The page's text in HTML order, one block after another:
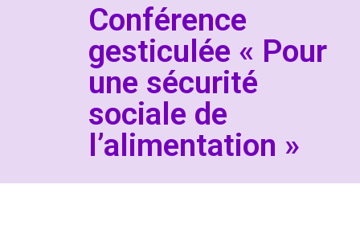
Conférence
gesticulée « Pour
une sécurité
sociale de
l’alimentation »